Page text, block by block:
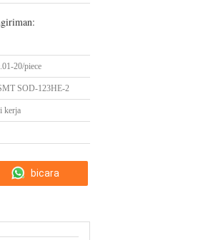
20/piece
SOD-123HE-2
kerja
bicara